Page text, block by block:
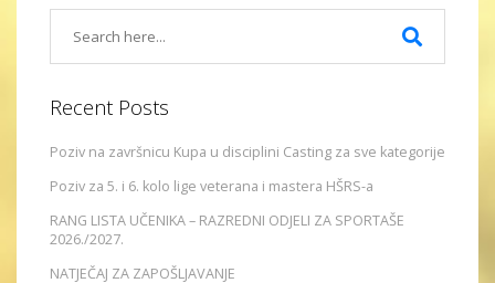
Recent Posts
Poziv na završnicu Kupa u disciplini Casting za sve kategorije
Poziv za 5. i 6. kolo lige veterana i mastera HŠRS-a
RANG LISTA UČENIKA – RAZREDNI ODJELI ZA SPORTAŠE
2026./2027.
NATJEČAJ ZA ZAPOŠLJAVANJE